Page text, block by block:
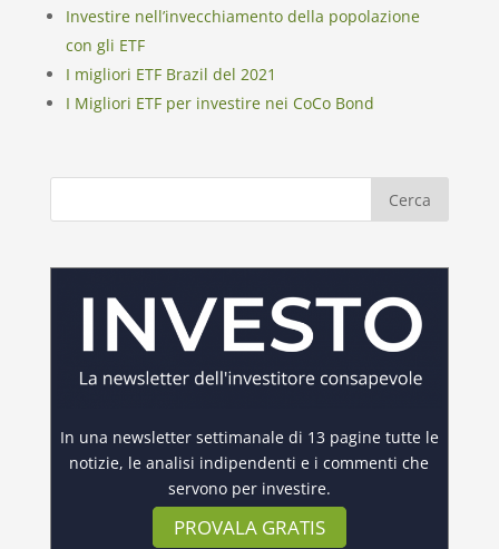
Investire nell’invecchiamento della popolazione
con gli ETF
I migliori ETF Brazil del 2021
I Migliori ETF per investire nei CoCo Bond
In una newsletter settimanale di 13 pagine tutte le
notizie, le analisi indipendenti e i commenti che
servono per investire.
PROVALA GRATIS